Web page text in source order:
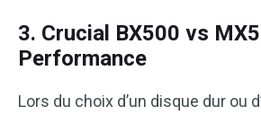
3. Crucial BX500 vs
Performance
Lors du choix d’un disque dur ou